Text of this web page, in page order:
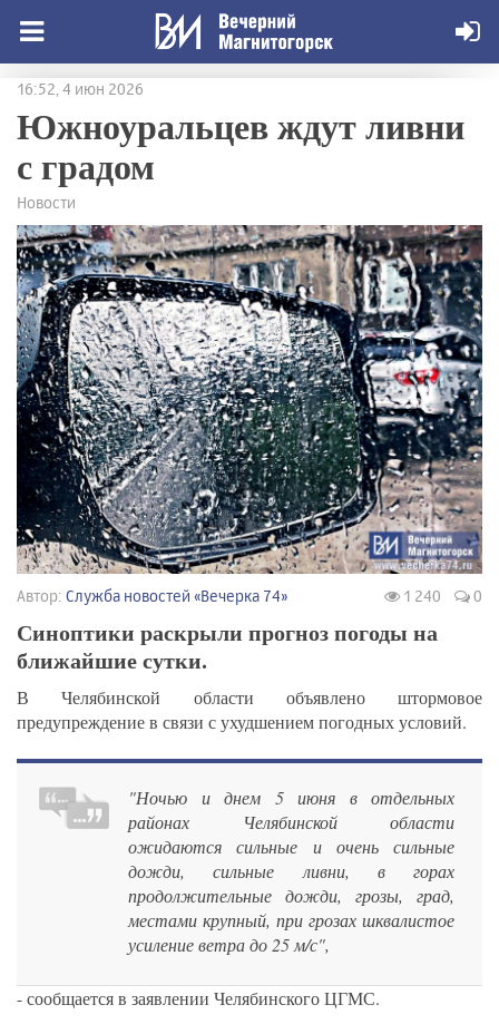
16:52, 4 июн 2026
Южноуральцев ждут ливни
с градом
Новости
Автор: Служба новостей «Вечерка 74» 1 240 0
Синоптики раскрыли прогноз погоды на
ближайшие сутки.
В Челябинской области объявлено штормовое
предупреждение в связи с ухудшением погодных условий.
"Ночью и днем 5 июня в отдельных
районах Челябинской области
ожидаются сильные и очень сильные
дожди, сильные ливни, в горах
продолжительные дожди, грозы, град,
местами крупный, при грозах шквалистое
усиление ветра до 25 м/с",
- сообщается в заявлении Челябинского ЦГМС.